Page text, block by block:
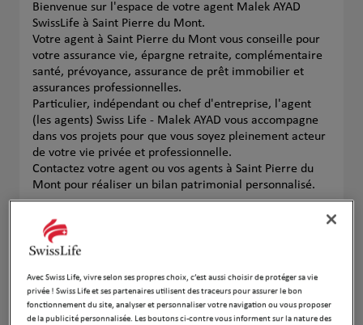
Bienvenue sur l'espace de votre agent Malek AYAD
SwissLife à Saint Pierre du Mont.
Votre agent à Saint Pierre du Mont vous conseille pour
votre assurance vie, épargne retraite, complémentaire
santé, prévoyance, assurance de prêt immobilier et
assurances professionnelles.
Particulier, indépendant ou chef d'entreprise, l'agent
(les agents) Swiss Life - Malek AYAD vous accompagne
dans vos projets pour que vous soyez pleinement acteur
de votre vie privée et professionnelle.
Contactez votre agent ou vos agents à Saint Pierre du
Mont pour réaliser un bilan patrimonial personnalisé.
Avec Swiss Life, vivre selon ses propres choix, c’est aussi choisir de protéger sa vie
privée ! Swiss Life et ses partenaires utilisent des traceurs pour assurer le bon
fonctionnement du site, analyser et personnaliser votre navigation ou vous proposer
de la publicité personnalisée. Les boutons ci-contre vous informent sur la nature des